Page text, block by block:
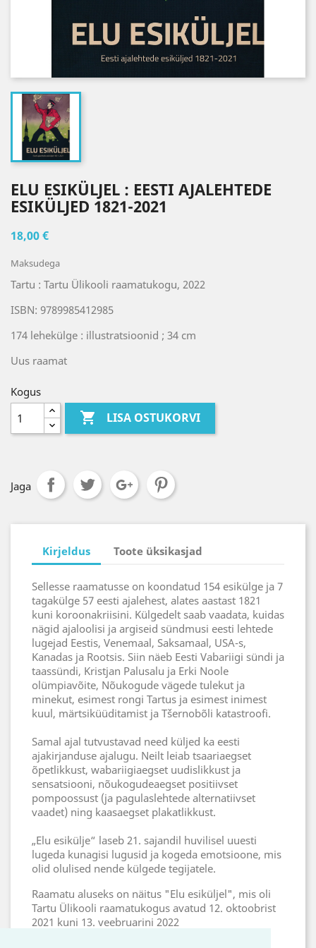
ELU ESIKÜLJEL : EESTI AJALEHTEDE
ESIKÜLJED 1821-2021
18,00 €
Maksudega
Tartu : Tartu Ülikooli raamatukogu, 2022
ISBN: 9789985412985
174 lehekülge : illustratsioonid ; 34 cm
Uus raamat
Kogus
 LISA OSTUKORVI
Jaga
Kirjeldus Toote üksikasjad
Sellesse raamatusse on koondatud 154 esikülge ja 7
tagakülge 57 eesti ajalehest, alates aastast 1821
kuni koroonakriisini. Külgedelt saab vaadata, kuidas
nägid ajaloolisi ja argiseid sündmusi eesti lehtede
lugejad Eestis, Venemaal, Saksamaal, USA-s,
Kanadas ja Rootsis. Siin näeb Eesti Vabariigi sündi ja
taassündi, Kristjan Palusalu ja Erki Noole
olümpiavõite, Nõukogude vägede tulekut ja
minekut, esimest rongi Tartus ja esimest inimest
kuul, märtsiküüditamist ja Tšernobõli katastroofi.
Samal ajal tutvustavad need küljed ka eesti
ajakirjanduse ajalugu. Neilt leiab tsaariaegset
õpetlikkust, wabariigiaegset uudislikkust ja
sensatsiooni, nõukogudeaegset positiivset
pompoossust (ja pagulaslehtede alternatiivset
vaadet) ning kaasaegset plakatlikkust.
„Elu esikülje“ laseb 21. sajandil huvilisel uuesti
lugeda kunagisi lugusid ja kogeda emotsioone, mis
olid olulised nende külgede tegijatele.
Raamatu aluseks on näitus "Elu esiküljel", mis oli
Tartu Ülikooli raamatukogus avatud 12. oktoobrist
2021 kuni 13. veebruarini 2022